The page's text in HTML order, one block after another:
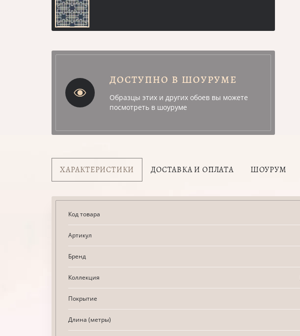
ДОСТУПНО В ШОУРУМЕ
Образцы этих и других обоев вы можете
посмотреть в шоуруме
ХАРАКТЕРИСТИКИ ДОСТАВКА И ОПЛАТА ШОУРУМ
Код товара
Артикул
Бренд
Коллекция
Покрытие
Длина (метры)